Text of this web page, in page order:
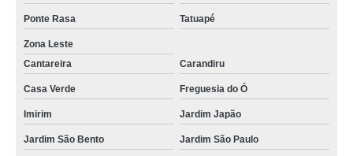
Ponte Rasa Tatuapé
Zona Leste
Cantareira
Carandiru
Casa Verde Freguesia do Ó
Imirim Jardim Japão
Jardim São Bento Jardim São Paulo